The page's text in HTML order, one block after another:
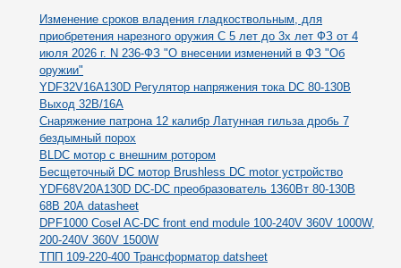
Изменение сроков владения гладкоствольным, для
приобретения нарезного оружия С 5 лет до 3х лет ФЗ от 4
июля 2026 г. N 236-ФЗ "О внесении изменений в ФЗ "Об
оружии"
YDF32V16A130D Регулятор напряжения тока DC 80-130В
Выход 32В/16А
Снаряжение патрона 12 калибр Латунная гильза дробь 7
бездымный порох
BLDC мотор с внешним ротором
Бесщеточный DC мотор Brushless DC motor устройство
YDF68V20A130D DC-DC преобразователь 1360Вт 80-130В
68В 20А datasheet
DPF1000 Cosel AC-DC front end module 100-240V 360V 1000W,
200-240V 360V 1500W
ТПП 109-220-400 Трансформатор datsheet